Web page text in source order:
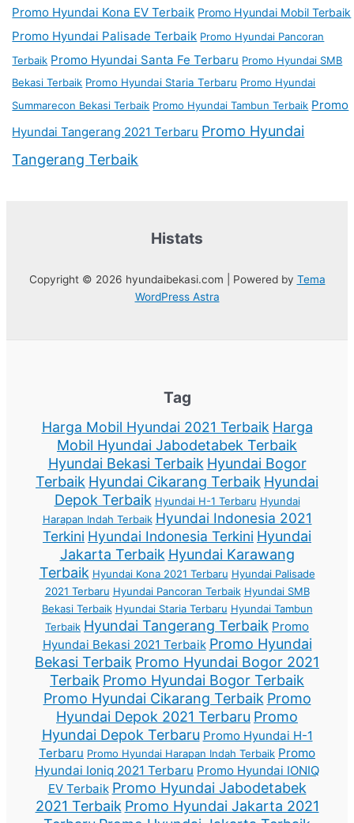
Promo Hyundai Kona EV Terbaik Promo Hyundai Mobil Terbaik
Promo Hyundai Palisade Terbaik Promo Hyundai Pancoran
Terbaik Promo Hyundai Santa Fe Terbaru Promo Hyundai SMB
Bekasi Terbaik Promo Hyundai Staria Terbaru Promo Hyundai
Summarecon Bekasi Terbaik Promo Hyundai Tambun Terbaik Promo
Hyundai Tangerang 2021 Terbaru Promo Hyundai
Tangerang Terbaik
Histats
Copyright © 2026 hyundaibekasi.com | Powered by Tema
WordPress Astra
Tag
Harga Mobil Hyundai 2021 Terbaik Harga
Mobil Hyundai Jabodetabek Terbaik
Hyundai Bekasi Terbaik Hyundai Bogor
Terbaik Hyundai Cikarang Terbaik Hyundai
Depok Terbaik Hyundai H-1 Terbaru Hyundai
Harapan Indah Terbaik Hyundai Indonesia 2021
Terkini Hyundai Indonesia Terkini Hyundai
Jakarta Terbaik Hyundai Karawang
Terbaik Hyundai Kona 2021 Terbaru Hyundai Palisade
2021 Terbaru Hyundai Pancoran Terbaik Hyundai SMB
Bekasi Terbaik Hyundai Staria Terbaru Hyundai Tambun
Terbaik Hyundai Tangerang Terbaik Promo
Hyundai Bekasi 2021 Terbaik Promo Hyundai
Bekasi Terbaik Promo Hyundai Bogor 2021
Terbaik Promo Hyundai Bogor Terbaik
Promo Hyundai Cikarang Terbaik Promo
Hyundai Depok 2021 Terbaru Promo
Hyundai Depok Terbaru Promo Hyundai H-1
Terbaru Promo Hyundai Harapan Indah Terbaik Promo
Hyundai Ioniq 2021 Terbaru Promo Hyundai IONIQ
EV Terbaik Promo Hyundai Jabodetabek
2021 Terbaik Promo Hyundai Jakarta 2021